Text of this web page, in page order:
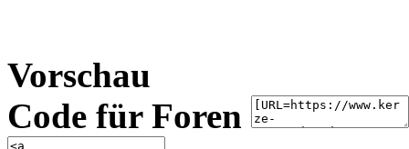
Vorschau
Code für Foren